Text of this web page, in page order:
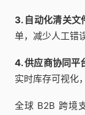
3. 自动化清关文
单，减少人工错
4. 供应商协同平
实时库存可视化
全球 B2B 跨境